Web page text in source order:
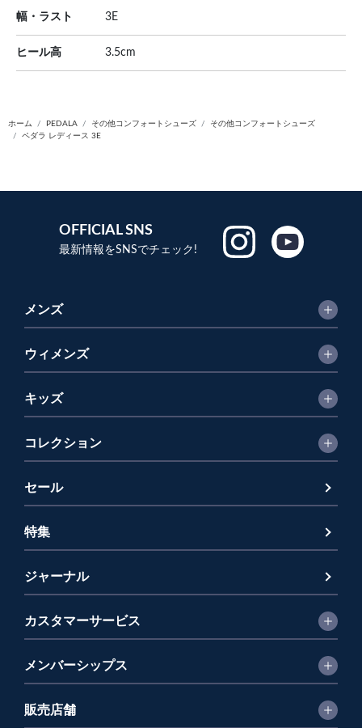
幅・ラスト 3E
ヒール高 3.5cm
ホーム PEDALA その他コンフォートシューズ
その他コンフォートシューズ
ペダラ レディース 3E
OFFICIAL SNS
最新情報をSNSでチェック!
メンズ
ウィメンズ
キッズ
コレクション
セール
特集
ジャーナル
カスタマーサービス
メンバーシップス
販売店舗